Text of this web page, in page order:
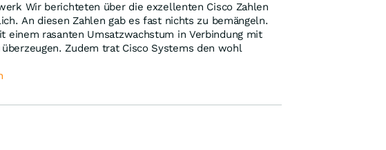
Wir berichteten über die exzellenten Cisco Zahlen
An diesen Zahlen gab es fast nichts zu bemängeln.
einem rasanten Umsatzwachstum in Verbindung mit
Zudem trat Cisco Systems den wohl